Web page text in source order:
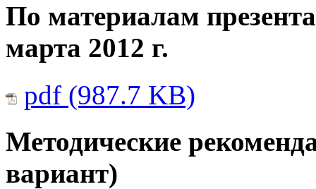
По материалам
марта 2012 г.
pdf (987.7 KB)
Методические
вариант)